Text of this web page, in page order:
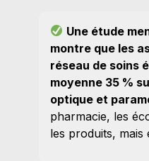
Une étude
montre que les
réseau de soins
moyenne 35 %
optique et
pharmacie, les
les produits, mais